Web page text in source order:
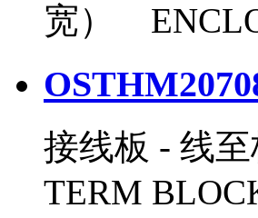
宽）
接线板 - 线
TERM